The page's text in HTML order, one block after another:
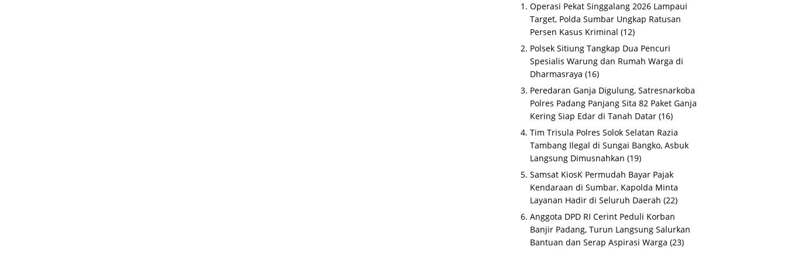
Operasi Pekat Singgalang 2026 Lampaui
Target, Polda Sumbar Ungkap Ratusan
Persen Kasus Kriminal (12)
Polsek Sitiung Tangkap Dua Pencuri
Spesialis Warung dan Rumah Warga di
Dharmasraya (16)
Peredaran Ganja Digulung, Satresnarkoba
Polres Padang Panjang Sita 82 Paket Ganja
Kering Siap Edar di Tanah Datar (16)
Tim Trisula Polres Solok Selatan Razia
Tambang Ilegal di Sungai Bangko, Asbuk
Langsung Dimusnahkan (19)
Samsat KiosK Permudah Bayar Pajak
Kendaraan di Sumbar, Kapolda Minta
Layanan Hadir di Seluruh Daerah (22)
Anggota DPD RI Cerint Peduli Korban
Banjir Padang, Turun Langsung Salurkan
Bantuan dan Serap Aspirasi Warga (23)